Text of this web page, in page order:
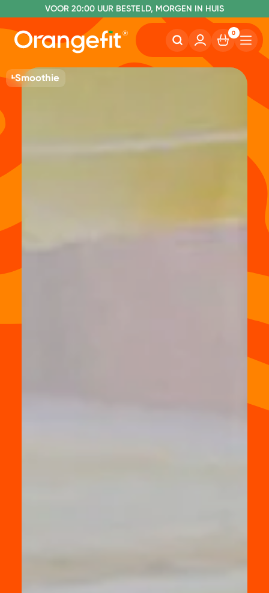
NR. 1 GETEST CONSUMENTENBOND
VOOR 20:00 UUR BESTELD, MORGEN IN HUIS
0
Smoothie